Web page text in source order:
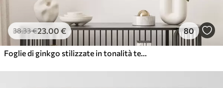
38.33€23.00 € 80
Foglie di ginkgo stilizzate in tonalità tenui